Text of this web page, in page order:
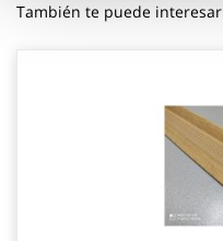
También te puede interesar